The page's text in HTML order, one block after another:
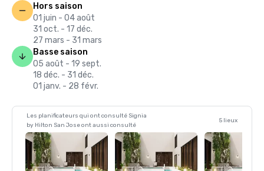
Hors saison
01 juin - 04 août
31 oct. - 17 déc.
27 mars - 31 mars
Basse saison
05 août - 19 sept.
18 déc. - 31 déc.
01 janv. - 28 févr.
Les planificateurs qui ont consulté Signia
by Hilton San Jose ont aussi consulté
5 lieux